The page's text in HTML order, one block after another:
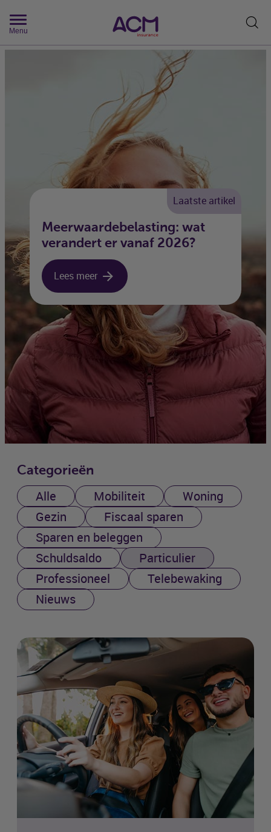
Menu
Laatste artikel
Meerwaardebelasting: wat
verandert er vanaf 2026?
Lees meer
Categorieën
Alle Mobiliteit
Woning
Gezin
Fiscaal sparen
Sparen en beleggen
Schuldsaldo
Particulier
Professioneel
Telebewaking
Nieuws